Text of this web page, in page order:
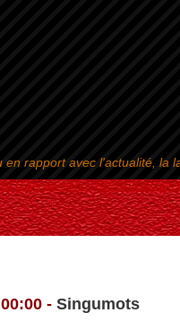
|Aller au menu|Aller à la
- Singumots
rapport avec l'actualité, la